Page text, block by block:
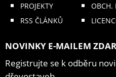
PROJEKTY
RSS ČLÁNKŮ
OBCH.
NOVINKY E-MAILEM
Registrujte se k odběru